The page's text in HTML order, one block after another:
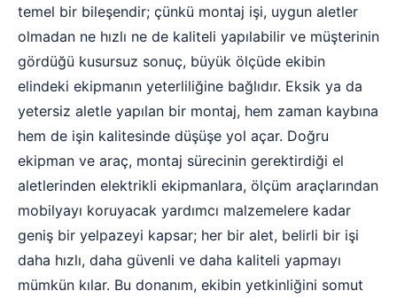
temel bir bileşendir; çünkü montaj işi, uygun aletler
olmadan ne hızlı ne de kaliteli yapılabilir ve müşterinin
gördüğü kusursuz sonuç, büyük ölçüde ekibin
elindeki ekipmanın yeterliliğine bağlıdır. Eksik ya da
yetersiz aletle yapılan bir montaj, hem zaman kaybına
hem de işin kalitesinde düşüşe yol açar. Doğru
ekipman ve araç, montaj sürecinin gerektirdiği el
aletlerinden elektrikli ekipmanlara, ölçüm araçlarından
mobilyayı koruyacak yardımcı malzemelere kadar
geniş bir yelpazeyi kapsar; her bir alet, belirli bir işi
daha hızlı, daha güvenli ve daha kaliteli yapmayı
mümkün kılar. Bu donanım, ekibin yetkinliğini somut